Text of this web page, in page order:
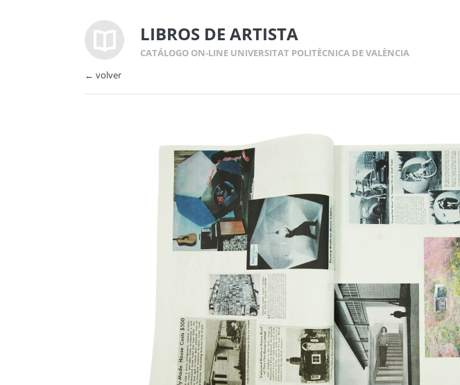
LIBROS DE ARTISTA
CATÁLOGO ON-LINE UNIVERSITAT POLITÈCNICA DE VALÈNCIA
← volver